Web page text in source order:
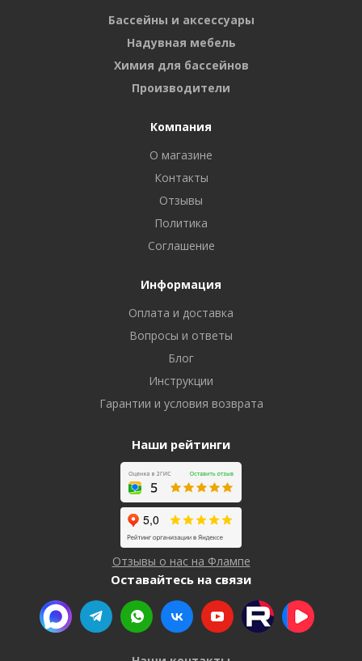
Бассейны и аксессуары
Надувная мебель
Химия для бассейнов
Производители
Компания
О магазине
Контакты
Отзывы
Политика
Соглашение
Информация
Оплата и доставка
Вопросы и ответы
Блог
Инструкции
Гарантии и условия возврата
Наши рейтинги
Отзывы о нас на Флампе
Оставайтесь на связи